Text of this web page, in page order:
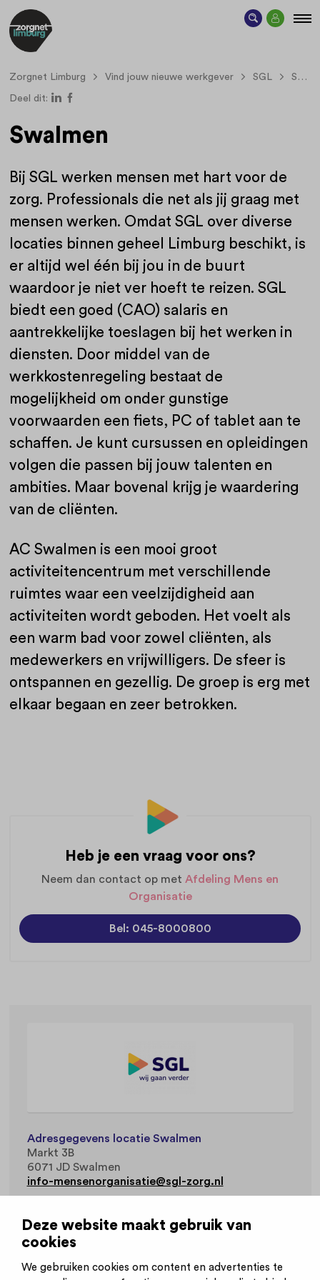
Deze website maakt gebruik van
cookies
We gebruiken cookies om content en advertenties te
Zorgnet Limburg Vind jouw nieuwe werkgever SGL Swalmen
Deel dit:
Swalmen
Bij SGL werken mensen met hart voor de
zorg. Professionals die net als jij graag met
mensen werken. Omdat SGL over diverse
locaties binnen geheel Limburg beschikt, is
er altijd wel één bij jou in de buurt
waardoor je niet ver hoeft te reizen. SGL
biedt een goed (CAO) salaris en
aantrekkelijke toeslagen bij het werken in
diensten. Door middel van de
werkkostenregeling bestaat de
mogelijkheid om onder gunstige
voorwaarden een fiets, PC of tablet aan te
schaffen. Je kunt cursussen en opleidingen
volgen die passen bij jouw talenten en
ambities. Maar bovenal krijg je waardering
van de cliënten.
AC Swalmen is een mooi groot
activiteitencentrum met verschillende
ruimtes waar een veelzijdigheid aan
activiteiten wordt geboden. Het voelt als
een warm bad voor zowel cliënten, als
medewerkers en vrijwilligers. De sfeer is
ontspannen en gezellig. De groep is erg met
elkaar begaan en zeer betrokken.
Heb je een vraag voor ons?
Neem dan contact op met Afdeling Mens en
Organisatie
Bel: 045-8000800
Adresgegevens locatie Swalmen
Markt 3B
6071 JD Swalmen
info-mensenorganisatie@sgl-zorg.nl
Werkvelden
Gehandicaptenzorg